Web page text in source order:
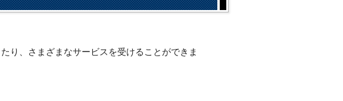
り、さまざまなサービスを受けることができま